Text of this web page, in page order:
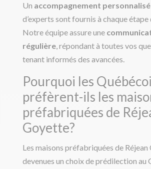
Un accompagnement personnalisé
d’experts sont fournis à chaque
Notre équipe assure une
régulière, répondant à toutes vos
tenant informés des avancées.
Pourquoi les
préfèrent-ils les
préfabriquées de
Goyette?
Les maisons préfabriquées de
devenues un choix de prédilection au